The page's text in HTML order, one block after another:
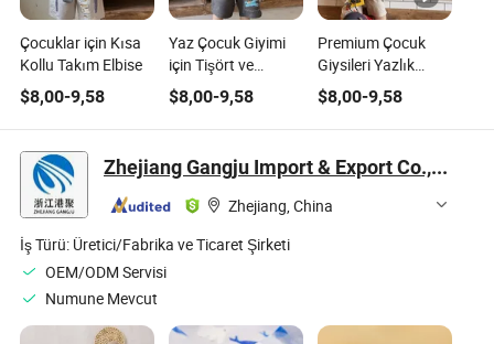
Çocuklar için Kısa
Kollu Takım Elbise
$8,00-9,58
Yaz Çocuk Giyimi
için Tişört ve
Pantolon ile Kids
Wear
$8,00-9,58
Premium Çocuk
Giysileri Yazlık
Kıyafet Seti
$8,00-9,58
Zhejiang Gangju Import & Export Co., Ltd
Zhejiang, China
İş Türü: Üretici/Fabrika ve Ticaret Şirketi
OEM/ODM Servisi
Numune Mevcut